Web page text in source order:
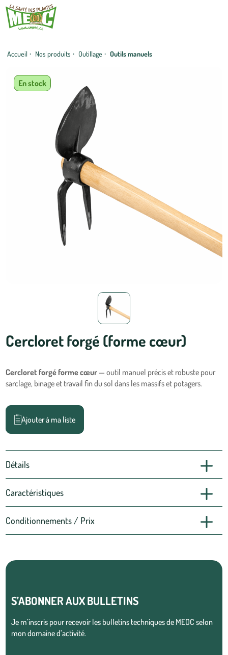
Accueil · Nos produits · Outillage · Outils manuels
En stock
Cercloret forgé (forme cœur)
Cercloret forgé forme cœur— outil manuel précis et robuste pour
sarclage, binage et travail fin du sol dans les massifs et potagers.
Ajouter à ma liste
Détails
Caractéristiques
Conditionnements / Prix
S’ABONNER AUX BULLETINS
Je m’inscris pour recevoir les bulletins techniques de MEOC selon
mon domaine d’activité.